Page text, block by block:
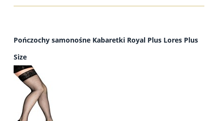
Pończochy samonośne Kabaretki Royal Plus Lores Plus
Size